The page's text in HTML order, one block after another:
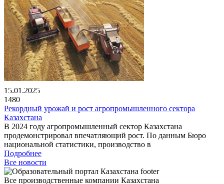
15.01.2025
1480
Рекордный урожай и рост агропромышленного сектора
Казахстана
В 2024 году агропромышленный сектор Казахстана
продемонстрировал впечатляющий рост. По данным Бюро
национальной статистики, производство в
Подробнее
Все новости
Все производственные компании Казахстана